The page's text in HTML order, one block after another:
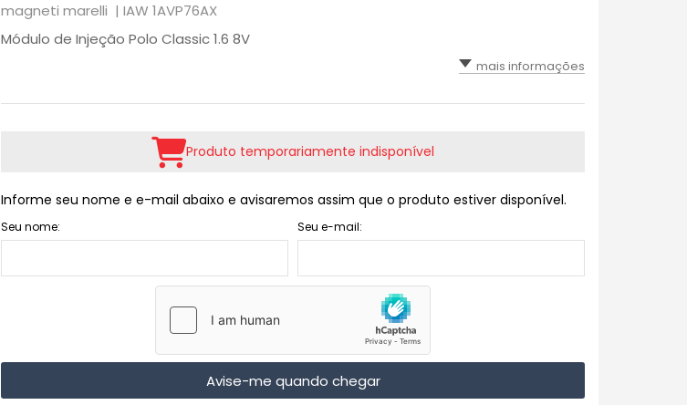
magneti marelli | IAW 1AVP76AX
Módulo de Injeção Polo Classic 1.6 8V
mais informações
Produto temporariamente indisponível
Informe seu nome e e-mail abaixo e avisaremos assim que o produto estiver disponível.
Seu nome: Seu e-mail:
Avise-me quando chegar